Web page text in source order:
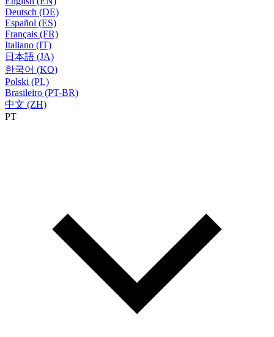
Deutsch (DE)
Español (ES)
Français (FR)
Italiano (IT)
日本語 (JA)
한국어 (KO)
Polski (PL)
Brasileiro (PT-BR)
中文 (ZH)
PT